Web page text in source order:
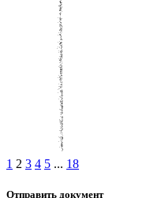
1 2 3 4 5 ... 18
Отправить документ